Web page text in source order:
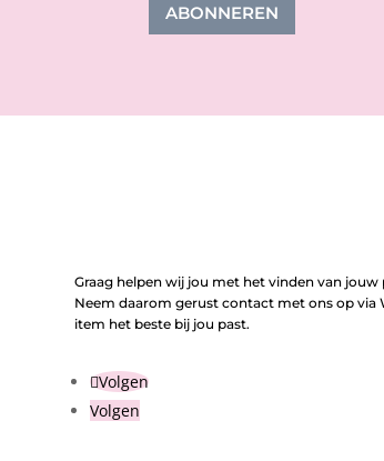
ABONNEREN
Graag helpen wij jou met het vinden van
Neem daarom gerust contact met ons op via
item het beste bij jou past.
Volgen
Volgen